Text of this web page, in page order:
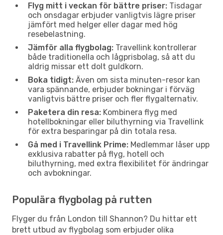
Flyg mitt i veckan för bättre priser: Tisdagar
och onsdagar erbjuder vanligtvis lägre priser
jämfört med helger eller dagar med hög
resebelastning.
Jämför alla flygbolag: Travellink kontrollerar
både traditionella och lågprisbolag, så att du
aldrig missar ett dolt guldkorn.
Boka tidigt: Även om sista minuten-resor kan
vara spännande, erbjuder bokningar i förväg
vanligtvis bättre priser och fler flygalternativ.
Paketera din resa: Kombinera flyg med
hotellbokningar eller biluthyrning via Travellink
för extra besparingar på din totala resa.
Gå med i Travellink Prime: Medlemmar låser upp
exklusiva rabatter på flyg, hotell och
biluthyrning, med extra flexibilitet för ändringar
och avbokningar.
Populära flygbolag på rutten
Flyger du från London till Shannon? Du hittar ett
brett utbud av flygbolag som erbjuder olika